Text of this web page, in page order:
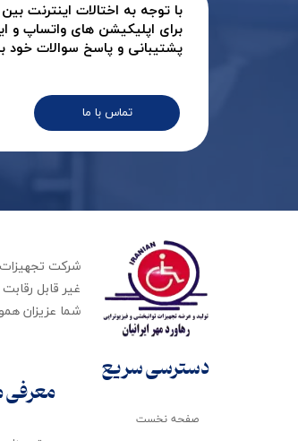
تماس با ما
با توجه به اختالات اینترنت
برای اپلیکیشن های واتساپ و
پشتیبانی و پاسخ سوالات خود
غیر قابل
شما عزیزان
صفحه نخست
دسترسی سریع